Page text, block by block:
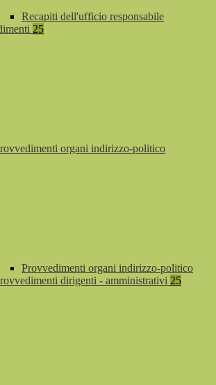
Recapiti dell'ufficio responsabile
25
organi indirizzo-politico
Provvedimenti organi indirizzo-politico
dirigenti - amministrativi 25